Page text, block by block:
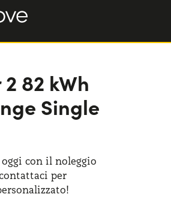
Single Motor
82 kWh
Single
con il noleggio
per